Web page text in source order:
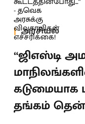
அரசியல்
“ஜிஎஸ்டி
கடுமையாக
தங்கம்